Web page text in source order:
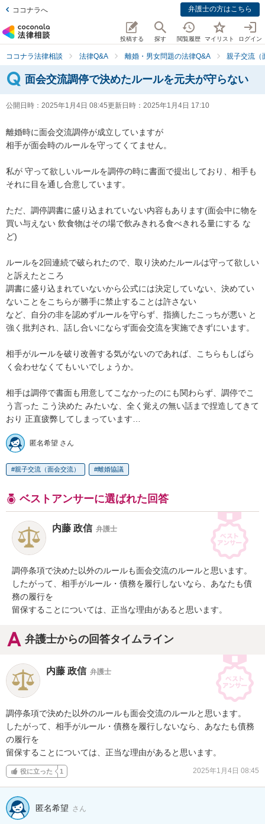
ココナラへ 弁護士の方はこちら
投稿する 探す 閲覧履歴 マイリスト ログイン
ココナラ法律相談 法律Q&A 離婚・男女問題の法律Q&A 親子交流（
面会交流調停で決めたルールを元夫が守らない
公開日時： 2025年1月4日 08:45更新日時： 2025年1月4日 17:10
離婚時に面会交流調停が成立していますが
相手が面会時のルールを守ってくてません。
私が 守って欲しいルールを調停の時に書面で提出しており、相手も
それに目を通し合意しています。
ただ、調停調書に盛り込まれていない内容もあります(面会中に物を
買い与えない 飲食物はその場で飲みきれる食べきれる量にする な
ど)
ルールを2回連続で破られたので、取り決めたルールは守って欲しい
と訴えたところ
調書に盛り込まれていないから公式には決定していない、決めてい
ないことをこちらが勝手に禁止することは許さない
など、自分の非を認めずルールを守らず、指摘したこっちが悪い と
強く批判され、話し合いにならず面会交流を実施できずにいます。
相手がルールを破り改善する気がないのであれば、こちらもしばら
く会わせなくてもいいでしょうか。
相手は調停で書面も用意してこなかったのにも関わらず、調停でこ
う言った こう決めた みたいな、全く覚えの無い話まで捏造してきて
おり 正直疲弊してしまっています…
匿名希望 さん
親子交流（面会交流） 離婚協議
ベストアンサーに選ばれた回答
内藤 政信 弁護士
調停条項で決めた以外のルールも面会交流のルールと思います。
したがって、相手がルール・債務を履行しないなら、あなたも債
務の履行を
留保することについては、正当な理由があると思います。
弁護士からの回答タイムライン
内藤 政信 弁護士
調停条項で決めた以外のルールも面会交流のルールと思います。
したがって、相手がルール・債務を履行しないなら、あなたも債務
の履行を
留保することについては、正当な理由があると思います。
役に立った 1 2025年1月4日 08:45
匿名希望 さん